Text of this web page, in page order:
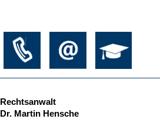
Rechtsanwalt
Dr. Martin Hensche